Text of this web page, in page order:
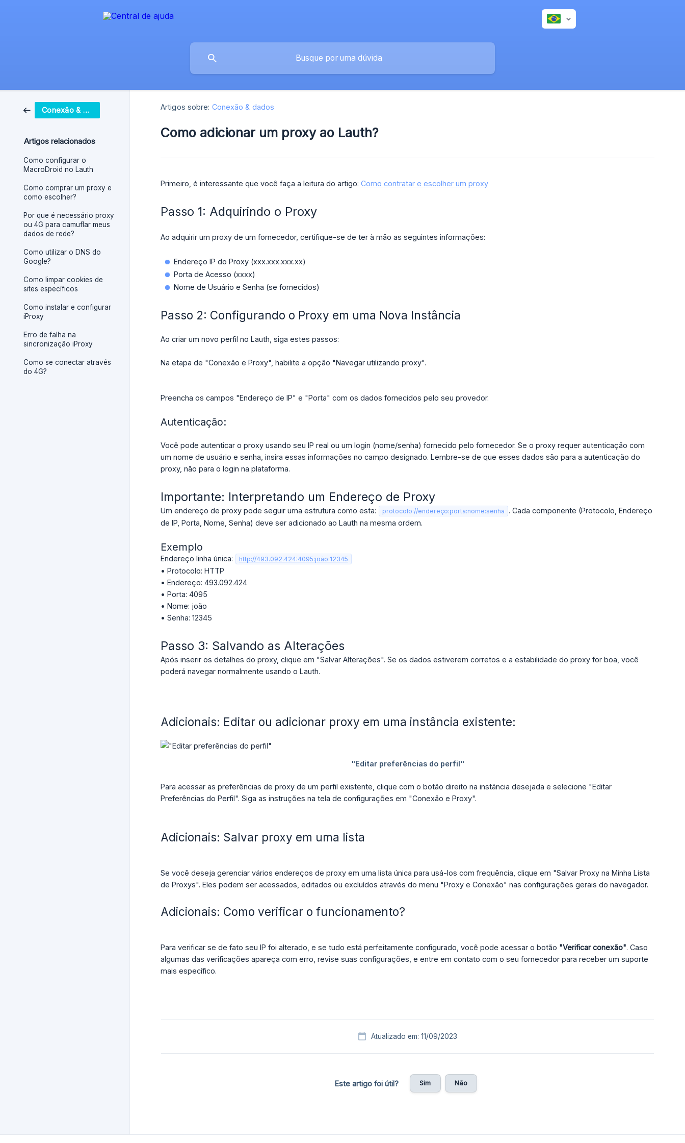
Conexão & dados
Artigos relacionados
Como configurar o
MacroDroid no Lauth
Como comprar um proxy e
como escolher?
Por que é necessário proxy
ou 4G para camuflar meus
dados de rede?
Como utilizar o DNS do
Google?
Como limpar cookies de
sites específicos
Como instalar e configurar
iProxy
Erro de falha na
sincronização iProxy
Como se conectar através
do 4G?
Artigos sobre: Conexão & dados
Como adicionar um proxy ao Lauth?
Primeiro, é interessante que você faça a leitura do artigo: Como contratar e escolher um proxy
Passo 1: Adquirindo o Proxy
Ao adquirir um proxy de um fornecedor, certifique-se de ter à mão as seguintes informações:
Endereço IP do Proxy (xxx.xxx.xxx.xx)
Porta de Acesso (xxxx)
Nome de Usuário e Senha (se fornecidos)
Passo 2: Configurando o Proxy em uma Nova Instância
Ao criar um novo perfil no Lauth, siga estes passos:
Na etapa de "Conexão e Proxy", habilite a opção "Navegar utilizando proxy".
Preencha os campos "Endereço de IP" e "Porta" com os dados fornecidos pelo seu provedor.
Autenticação:
Você pode autenticar o proxy usando seu IP real ou um login (nome/senha) fornecido pelo fornecedor. Se o proxy requer autenticação com
um nome de usuário e senha, insira essas informações no campo designado. Lembre-se de que esses dados são para a autenticação do
proxy, não para o login na plataforma.
Importante: Interpretando um Endereço de Proxy
Um endereço de proxy pode seguir uma estrutura como esta: protocolo://endereço:porta:nome:senha
. Cada componente (Protocolo, Endereço
de IP, Porta, Nome, Senha) deve ser adicionado ao Lauth na mesma ordem.
Exemplo
Endereço linha única: http://493.092.424:4095:joão:12345
• Protocolo: HTTP
• Endereço: 493.092.424
• Porta: 4095
• Nome: joão
• Senha: 12345
Passo 3: Salvando as Alterações
Após inserir os detalhes do proxy, clique em "Salvar Alterações". Se os dados estiverem corretos e a estabilidade do proxy for boa, você
poderá navegar normalmente usando o Lauth.
Adicionais: Editar ou adicionar proxy em uma instância existente:
Para acessar as preferências de proxy de um perfil existente, clique com o botão direito na instância desejada e selecione "Editar
Preferências do Perfil". Siga as instruções na tela de configurações em "Conexão e Proxy".
Adicionais: Salvar proxy em uma lista
Se você deseja gerenciar vários endereços de proxy em uma lista única para usá-los com frequência, clique em "Salvar Proxy na Minha Lista
de Proxys". Eles podem ser acessados, editados ou excluídos através do menu "Proxy e Conexão" nas configurações gerais do navegador.
Adicionais: Como verificar o funcionamento?
Para verificar se de fato seu IP foi alterado, e se tudo está perfeitamente configurado, você pode acessar o botão "Verificar conexão". Caso
algumas das verificações apareça com erro, revise suas configurações, e entre em contato com o seu fornecedor para receber um suporte
mais específico.
Atualizado em: 11/09/2023
Este artigo foi útil? Sim Não